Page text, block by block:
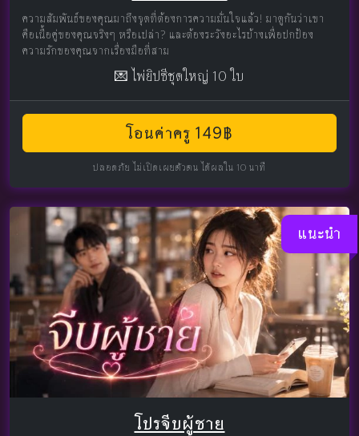
ความสัมพันธ์ของคุณมาถึงจุดที่ต้องการความมั่นใจแล้ว! มาดูกันว่าเขา
คือเนื้อคู่ของคุณจริงๆ หรือเปล่า? และต้องระวังอะไรบ้างเพื่อปกป้อง
ความรักของคุณจากเรื่องมือที่สาม
💌 ไพ่ยิปซีชุดใหญ่ 10 ใบ
โอนค่าครู 149฿
ปลอดภัย ไม่เปิดเผยตัวตน ได้ผลใน 10 นาที
แนะนำ
โปรจีบผู้ชาย